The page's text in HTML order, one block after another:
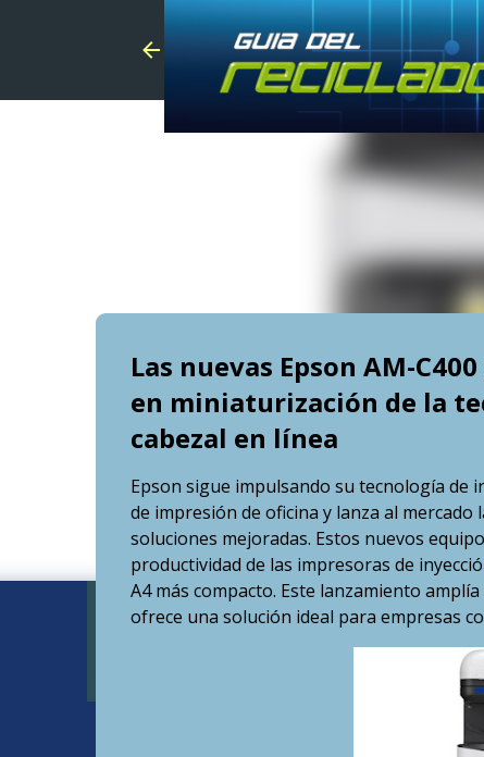
Las nuevas Epson AM-
en miniaturización de la
cabezal en línea
Epson sigue impulsando su tecnología de
de impresión de oficina y lanza al
soluciones mejoradas. Estos nuevos
productividad de las impresoras de
A4 más compacto. Este lanzamiento
ofrece una solución ideal para empresas